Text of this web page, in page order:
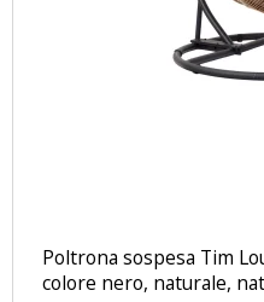
Poltrona sospesa Tim
colore nero, naturale,